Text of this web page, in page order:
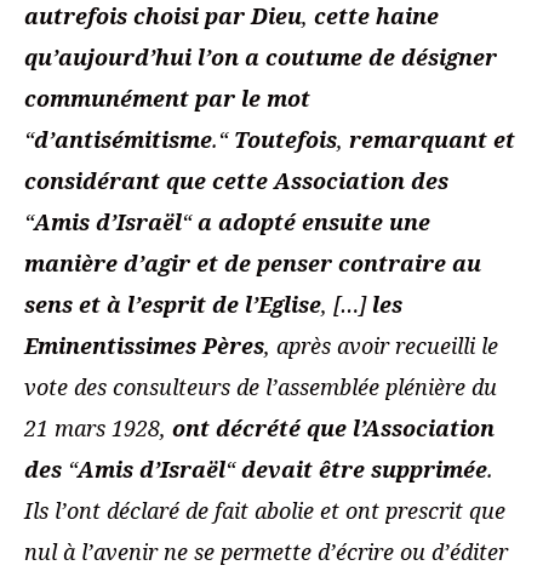
autrefois choisi par Dieu, cette haine
qu’aujourd’hui l’on a coutume de désigner
communément par le mot
“d’antisémitisme.“ Toutefois, remarquant et
considérant que cette Association des
“Amis d’Israël“a adopté ensuite une
manière d’agir et de penser contraire au
sens et à l’esprit de l’Eglise, […] les
Eminentissimes Pères, après avoir recueilli le
vote des consulteurs de l’assemblée plénière du
21 mars 1928, ont décrété que l’Association
des “Amis d’Israël“devait être supprimée.
Ils l’ont déclaré de fait abolie et ont prescrit que
nul à l’avenir ne se permette d’écrire ou d’éditer